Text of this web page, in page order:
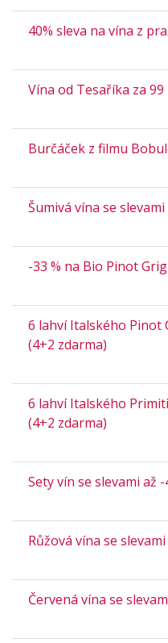
40% sleva na vína z
Vína od Tesaříka za 99
Burčáček z filmu
Šumivá vína se slevami
-33 % na Bio Pinot
6 lahví Italského Pinot
(4+2 zdarma)
6 lahví Italského
(4+2 zdarma)
Sety vín se slevami až -
Růžová vína se slevami
Červená vína se